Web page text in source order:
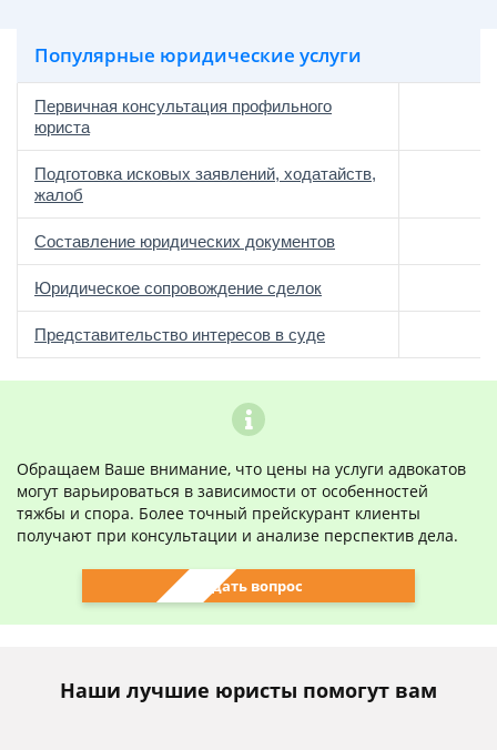
Популярные юридические услуги
Первичная консультация профильного
юриста
Подготовка исковых заявлений, ходатайств,
жалоб
Составление юридических документов
Юридическое сопровождение сделок
Представительство интересов в суде
Обращаем Ваше внимание, что цены на услуги адвокатов
могут варьироваться в зависимости от особенностей
тяжбы и спора. Более точный прейскурант клиенты
получают при консультации и анализе перспектив дела.
Задать вопрос
Наши лучшие юристы помогут вам